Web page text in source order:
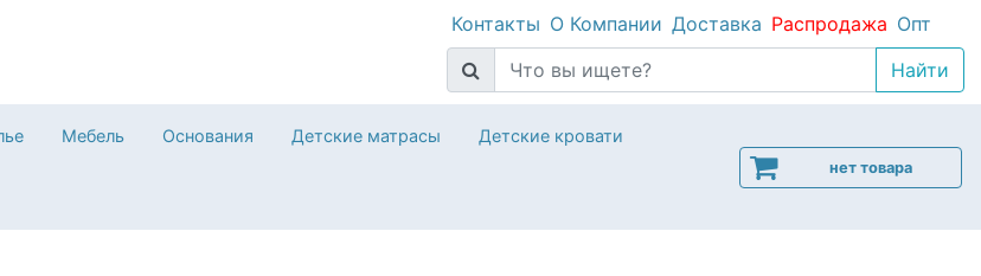
Контакты О Компании Доставка Распродажа Опт
Мебель Основания Детские матрасы Детские кровати
нет товара